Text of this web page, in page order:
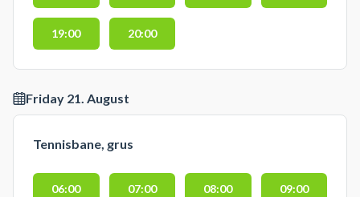
19:00 20:00
Friday 21. August
Tennisbane, grus
06:00 07:00 08:00 09:00